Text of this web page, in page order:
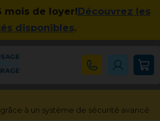
mois de loyer!Découvrez les
disponibles.
à un système de sécurité avancé